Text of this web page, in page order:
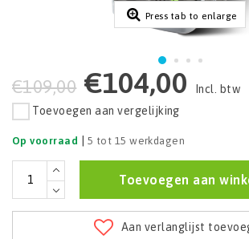
Press tab to enlarge
€109,00 €104,00
Incl. btw
Toevoegen aan vergelijking
Op voorraad | 5 tot 15 werkdagen
Toevoegen aan
Aan verlanglijst